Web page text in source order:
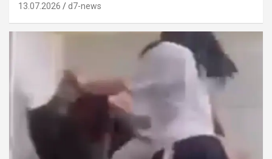
13.07.2026 d7-news